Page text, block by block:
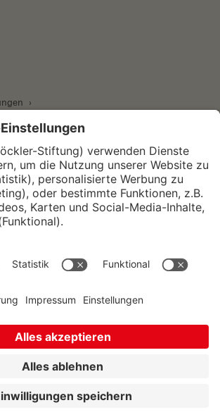
und Sozialwissenschaftliches Institut
für Makroökonomie und